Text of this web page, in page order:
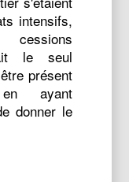
intensifs,
le seul
présent
ayant
donner le